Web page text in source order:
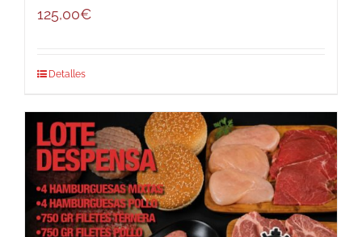
125,00€
Detalles